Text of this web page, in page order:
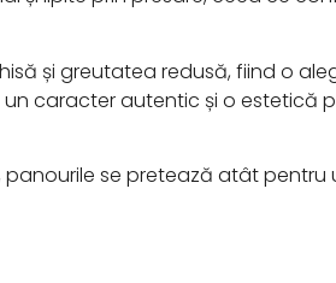
și greutatea redusă, fiind o
caracter autentic și o
se pretează atât